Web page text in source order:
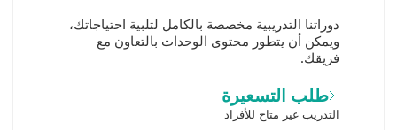
دوراتنا التدريبية مخصصة بالكامل لتلبية احتياجاتك،
ويمكن أن يتطور محتوى الوحدات بالتعاون مع
فريقك.
طلب التسعيرة
التدريب غير متاح للأفراد